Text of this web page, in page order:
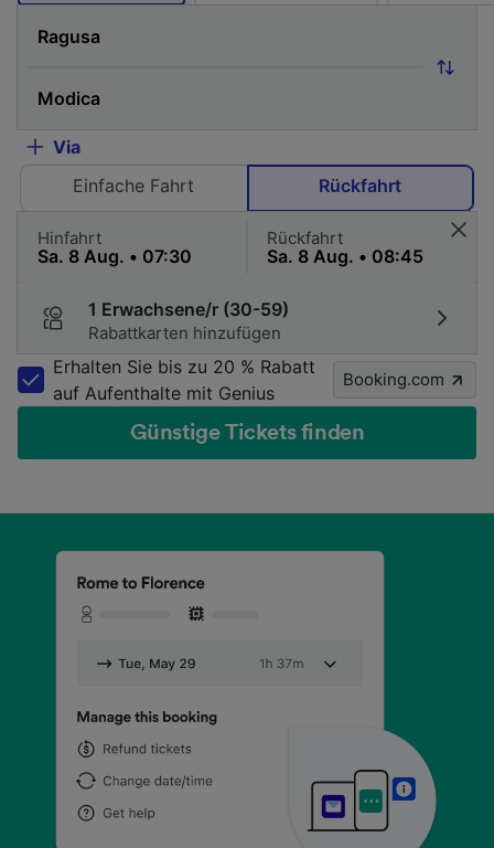
Via
Einfache Fahrt
Rückfahrt
Hinfahrt Rückfahrt
1 Erwachsene/r (30-59)
Rabattkarten hinzufügen
Erhalten Sie bis zu 20 % Rabatt
auf Aufenthalte mit Genius
Booking.com
Günstige Tickets finden